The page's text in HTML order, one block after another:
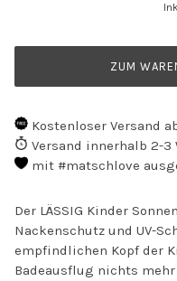
ZUM
Kostenloser Versand
Versand innerhalb 2-3
mit #matschlove
Der LÄSSIG Kinder
Nackenschutz und UV-
empfindlichen Kopf der
Badeausflug nichts mehr